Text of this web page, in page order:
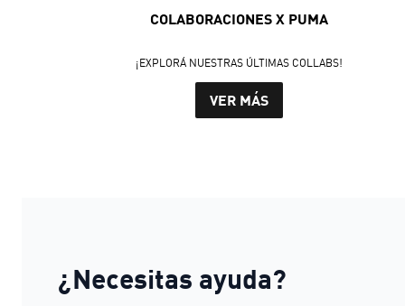
COLABORACIONES X PUMA
¡EXPLORÁ NUESTRAS ÚLTIMAS COLLABS!
VER MÁS
¿Necesitas ayuda?